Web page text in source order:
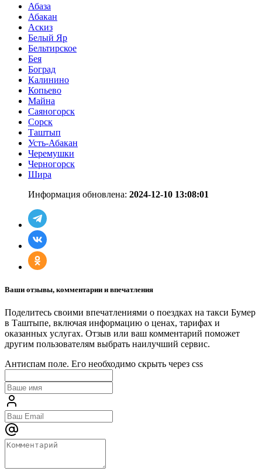
Абаза
Абакан
Аскиз
Белый Яр
Бельтирское
Бея
Боград
Калинино
Копьево
Майна
Саяногорск
Сорск
Таштып
Усть-Абакан
Черемушки
Черногорск
Шира
Информация обновлена: 2024-12-10 13:08:01
Ваши отзывы, комментарии и впечатления
Поделитесь своими впечатлениями о поездках на такси Бумер
в Таштыпе, включая информацию о ценах, тарифах и
оказанных услугах. Отзыв или ваш комментарий поможет
другим пользователям выбрать наилучший сервис.
Антиспам поле. Его необходимо скрыть через css